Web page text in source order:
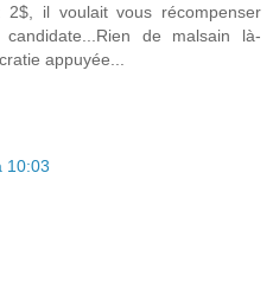
il voulait vous récompenser
de malsain là-
appuyée...
10:03